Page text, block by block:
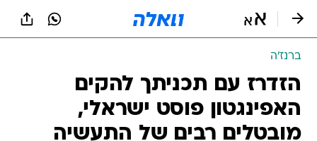
ברנז'ה
הזדרז עם תכניתך להקים
האפינגטון פוסט ישראלי,
מובטלים רבים של התעשיה